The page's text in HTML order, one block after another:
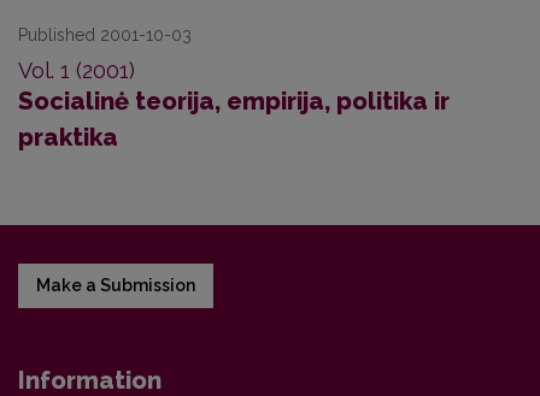
Published 2001-10-03
Vol. 1 (2001)
Socialinė teorija, empirija, politika ir
praktika
Make a Submission
Information